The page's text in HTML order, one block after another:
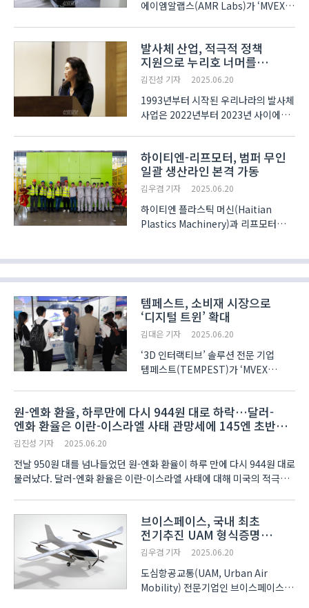
에이엠알랩스(AMR Labs)가 ‘MVEX
오더피킹 솔루션을 소개했다. 솔루션은
모바일 매니퓰레이터(Mobile
Manipulator) 로봇으로,
AMR(Autonom..
발사체 산업, 적극적 정책
지원으로 누리호 너머를
시도해야
김진성 기자 2025.06.20
1993년부터 시작된 우리나라의 발사체
사업은 2022년부터 2023년 사이에
발사체는 우리 기술이 미치지 못하는
영역이어서 해당 사업에 대한 활성화가
시급한 상황이..
하이티엔-리프모터, 범퍼 무인
일괄 생산라인 본격 가동
김우겸 기자 2025.06.20
하이티엔 플라스틱 머신(Haitian
Plastics Machinery)과 리프모터
생산라인이 공식 가동에 들어갔다고
20일 밝혔다. 양사가 초대형 사출기
기반의 폐쇄형 스마트 제조 시스템을
통해 고..
템페스트, 소비재 시장으로
‘디지털 트윈’ 확대
김대은 기자 2025.06.20
‘3D 인터랙티브’ 솔루션 전문 기업
템페스트(TEMPEST)가 ‘MVEX
솔루션을 선보였다. 3D 인터액티브(3D
Interactive)란 사용자가 3D 그래픽
원-엔화 환율, 하루만에 다시 944원 대로 하락…달러-
엔화 환율은 이란-이스라엘 사태 관망세에 145엔 초반대
기록
김진성 기자 2025.06.20
전날 950원 대를 넘나들었던 원-엔화 환율이 하루 만에 다시 944원 대로
물러났다. 달러-엔화 환율은 이란-이스라엘 사태에 대해 미국의 적극
브이스페이스, 국내 최초
전기추진 UAM 형식증명
신청… 인증 시대 개막
김우겸 기자 2025.06.20
도심항공교통(UAM, Urban Air
Mobility) 전문기업인 브이스페이스